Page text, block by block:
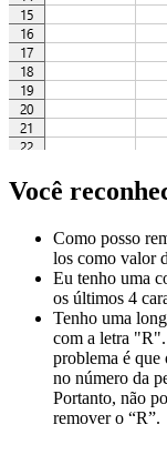
Você
Como posso
los como valor
Eu tenho uma
os últimos 4
Tenho uma
com a letra
problema é que
no número da
Portanto, não
remover o “R”.